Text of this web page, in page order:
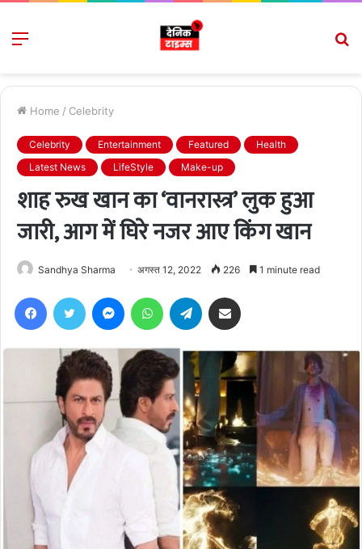
Menu
Home / Celebrity
Celebrity Entertainment Featured
Health
Latest News
LifeStyle Make-up
शाह रुख खान का ‘वानरास्त्र’ लुक हुआ
जारी, आग में घिरे नजर आए किंग खान
Sandhya Sharma अगस्त 12, 2022 226 1 minute read
FacebookTwitter MessengerWhatsAppTelegram